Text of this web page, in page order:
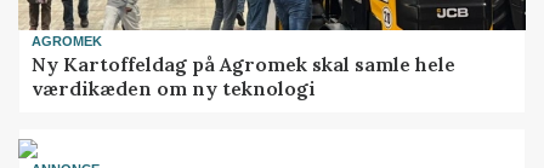
AGROMEK
Ny Kartoffeldag på Agromek skal samle hele
værdikæden om ny teknologi